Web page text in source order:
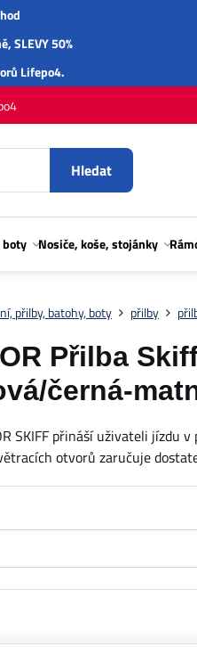
SLEVY 50%
Lifepo4.
Hledat
Nosiče, koše, stojánky
přilby, batohy, boty přilby
Přilba
černá-
SKIFF přináší uživateli jízdu
otvorů zaručuje